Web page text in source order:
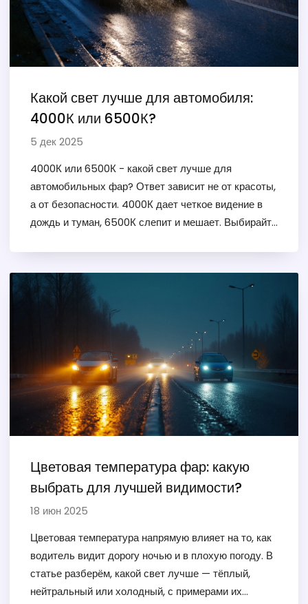
Какой свет лучше для автомобиля:
4000К или 6500К?
5 дек 2025
4000К или 6500К - какой свет лучше для
автомобильных фар? Ответ зависит не от красоты,
а от безопасности. 4000К дает четкое видение в
дождь и туман, 6500К слепит и мешает. Выбирайте
Цветовая температура фар: какую
выбрать для лучшей видимости?
18 июн 2025
Цветовая температура напрямую влияет на то, как
водитель видит дорогу ночью и в плохую погоду. В
статье разберём, какой свет лучше — тёплый,
нейтральный или холодный, с примерами их